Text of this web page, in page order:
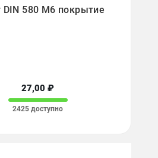
580 М6 покрытие
27,00 ₽
2425 доступно